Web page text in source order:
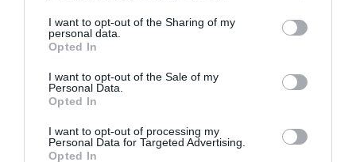
not limited to your visit or usage behaviour. You may click to
grant or deny consent to Google and its third-party tags to
use your data for below specified purposes in below Google
consent section.
I want to opt-out of the Sharing of my
personal data.
Opted In
I want to opt-out of the Sale of my
Personal Data.
Opted In
I want to opt-out of processing my
Personal Data for Targeted Advertising.
Opted In
ΟΙΚΟΝΟΜΙΑ